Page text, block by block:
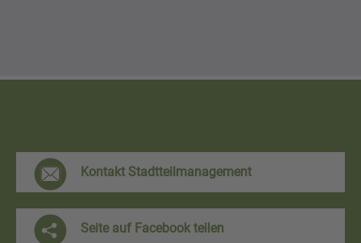
F
r
e
Kontakt Stadtteilmanagement
Seite auf Facebook teilen